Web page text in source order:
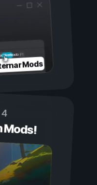
Activado
Mods
Mods!